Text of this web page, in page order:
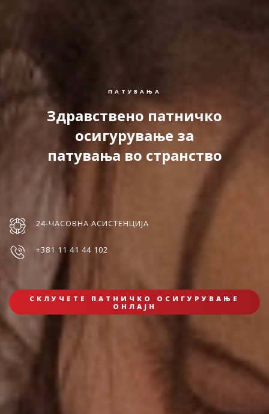
ПАТУВАЊА
Здравствено патничко
осигурување за
патувања во странство
24-ЧАСОВНА АСИСТЕНЦИЈА
+381 11 41 44 102
СКЛУЧЕТЕ ПАТНИЧКО ОСИГУРУВАЊЕ
ОНЛАЈН